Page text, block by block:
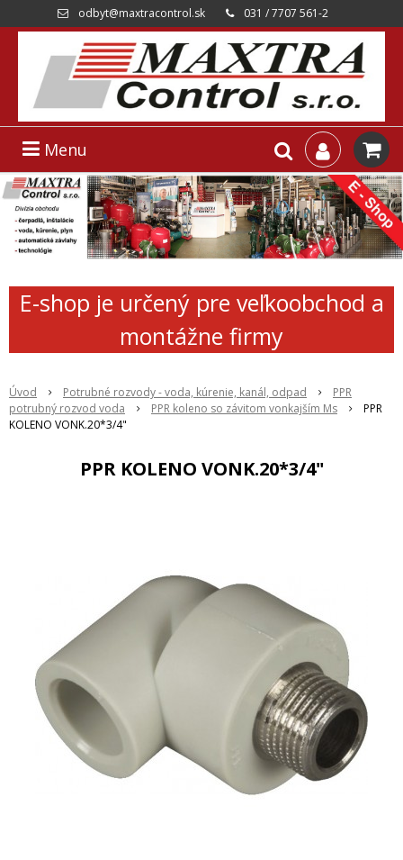
odbyt@maxtracontrol.sk 031 / 7707 561-2
Menu
E-shop je určený pre veľkoobchod a
montážne firmy
Úvod Potrubné rozvody - voda, kúrenie, kanál, odpad
PPR
potrubný rozvod voda
PPR koleno so závitom vonkajším Ms
PPR
KOLENO VONK.20*3/4"
PPR KOLENO VONK.20*3/4"